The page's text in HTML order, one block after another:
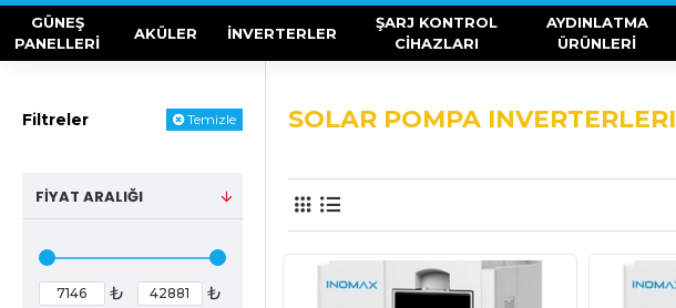
GÜNEŞ
PANELLERİ
AKÜLER İNVERTERLER
ŞARJ KONTROL
CİHAZLARI
AYDINLATMA
ÜRÜNLERİ
Filtreler Temizle
FIYAT ARALIĞI
₺ ₺
SOLAR POMPA INVERTERLERI